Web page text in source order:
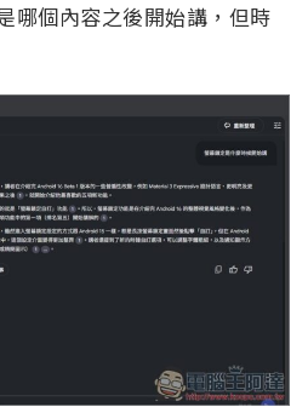
哪個內容之後開始講，但時